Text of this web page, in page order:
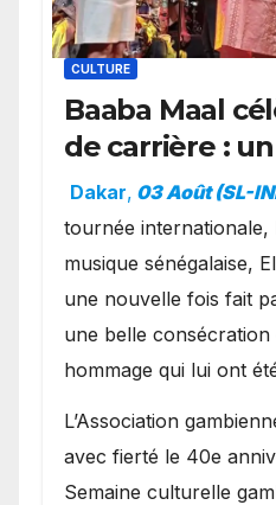
CULTURE
Baaba Maal
de carrière :
exceptionnel
présence de
royale.
Dakar, 03 Août (SL-
tournée internationale,
musique sénégalaise,
une nouvelle fois fait
une belle
hommage qui lui ont
​L’Association
avec fierté le 40e
Semaine culturelle